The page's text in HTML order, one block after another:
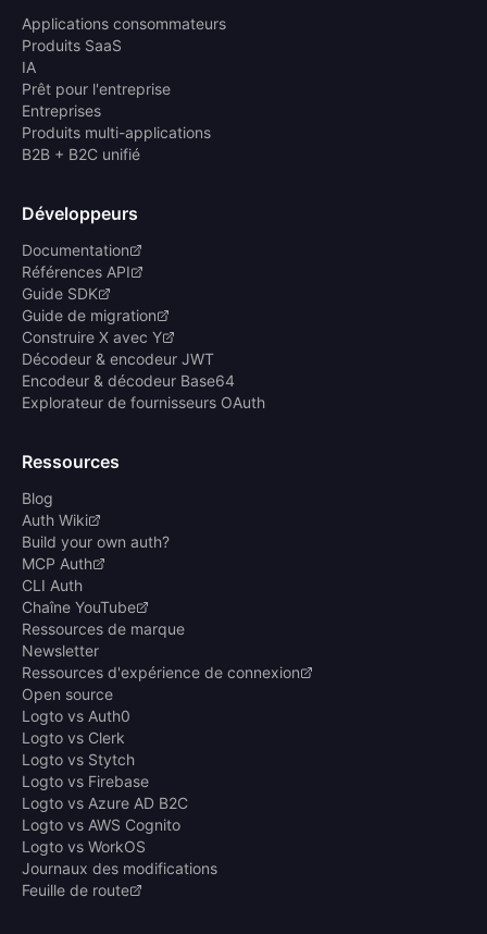
Applications consommateurs
Produits SaaS
IA
Prêt pour l'entreprise
Entreprises
Produits multi-applications
B2B + B2C unifié
Développeurs
Documentation
Références API
Guide SDK
Guide de migration
Construire X avec Y
Décodeur & encodeur JWT
Encodeur & décodeur Base64
Explorateur de fournisseurs OAuth
Ressources
Blog
Auth Wiki
Build your own auth?
MCP Auth
CLI Auth
Chaîne YouTube
Ressources de marque
Newsletter
Ressources d'expérience de connexion
Open source
Logto vs Auth0
Logto vs Clerk
Logto vs Stytch
Logto vs Firebase
Logto vs Azure AD B2C
Logto vs AWS Cognito
Logto vs WorkOS
Journaux des modifications
Feuille de route